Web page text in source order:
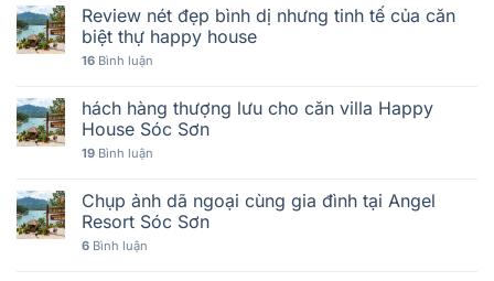
Review nét đẹp bình dị nhưng tinh tế của căn
biệt thự happy house
16 Bình luận
hách hàng thượng lưu cho căn villa Happy
House Sóc Sơn
19 Bình luận
Chụp ảnh dã ngoại cùng gia đình tại Angel
Resort Sóc Sơn
6 Bình luận